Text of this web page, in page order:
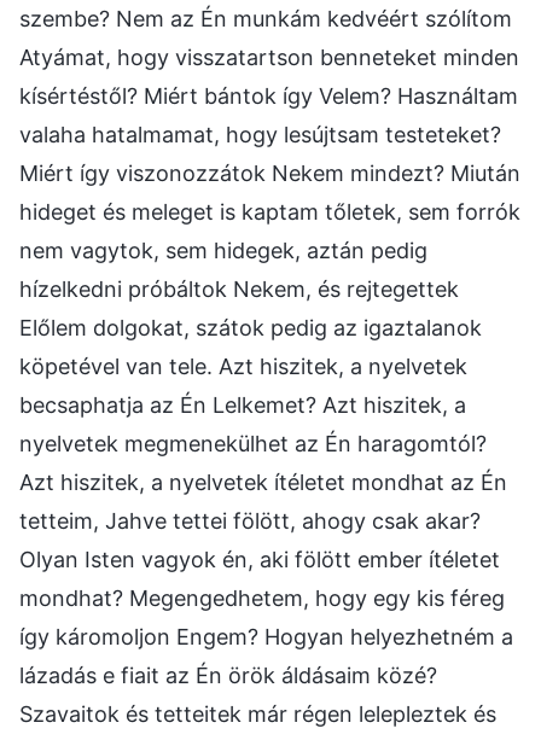
szembe? Nem az Én munkám kedvéért szólítom
Atyámat, hogy visszatartson benneteket minden
kísértéstől? Miért bántok így Velem? Használtam
valaha hatalmamat, hogy lesújtsam testeteket?
Miért így viszonozzátok Nekem mindezt? Miután
hideget és meleget is kaptam tőletek, sem forrók
nem vagytok, sem hidegek, aztán pedig
hízelkedni próbáltok Nekem, és rejtegettek
Előlem dolgokat, szátok pedig az igaztalanok
köpetével van tele. Azt hiszitek, a nyelvetek
becsaphatja az Én Lelkemet? Azt hiszitek, a
nyelvetek megmenekülhet az Én haragomtól?
Azt hiszitek, a nyelvetek ítéletet mondhat az Én
tetteim, Jahve tettei fölött, ahogy csak akar?
Olyan Isten vagyok én, aki fölött ember ítéletet
mondhat? Megengedhetem, hogy egy kis féreg
így káromoljon Engem? Hogyan helyezhetném a
lázadás e fiait az Én örök áldásaim közé?
Szavaitok és tetteitek már régen lelepleztek és